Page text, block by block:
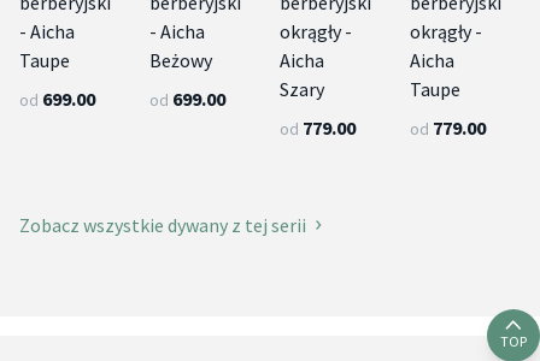
- Aicha
Taupe
od 699.00
- Aicha
Beżowy
od 699.00
okrągły -
Aicha
Szary
od 779.00
okrągły -
Aicha
Taupe
od 779.00
Zobacz wszystkie dywany z tej serii
TOP